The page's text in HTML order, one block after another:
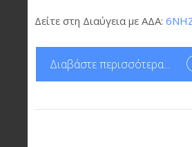
Δείτε στη Διαύγεια με ΑΔΑ:
Διαβάστε περισσότερα...